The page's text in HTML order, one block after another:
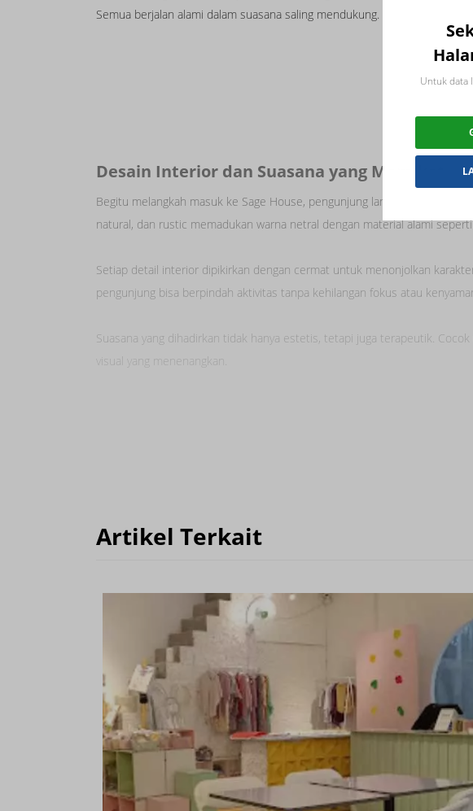
Untuk data
Semua berjalan alami dalam suasana saling mendukung.
Desain Interior dan Suasana yang Memikat
Begitu melangkah masuk ke Sage House, pengunjung langsung
natural, dan rustic memadukan warna netral dengan material alami
Setiap detail interior dipikirkan dengan cermat untuk menonjolkan
pengunjung bisa berpindah aktivitas tanpa kehilangan fokus atau
Suasana yang dihadirkan tidak hanya estetis, tetapi juga terapeutik.
visual yang menenangkan.
Artikel Terkait